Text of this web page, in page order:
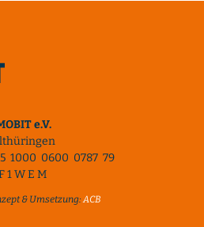
e.V.
1000 0600 0787 79
1 W E M
& Umsetzung:ACB